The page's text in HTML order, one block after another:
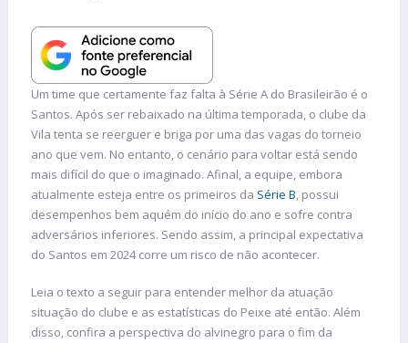
Um time que certamente faz falta à Série A do Brasileirão é o
Santos. Após ser rebaixado na última temporada, o clube da
Vila tenta se reerguer e briga por uma das vagas do torneio
ano que vem. No entanto, o cenário para voltar está sendo
mais difícil do que o imaginado. Afinal, a equipe, embora
atualmente esteja entre os primeiros da Série B, possui
desempenhos bem aquém do início do ano e sofre contra
adversários inferiores. Sendo assim, a principal expectativa
do Santos em 2024 corre um risco de não acontecer.
Leia o texto a seguir para entender melhor da atuação
situação do clube e as estatísticas do Peixe até então. Além
disso, confira a perspectiva do alvinegro para o fim da